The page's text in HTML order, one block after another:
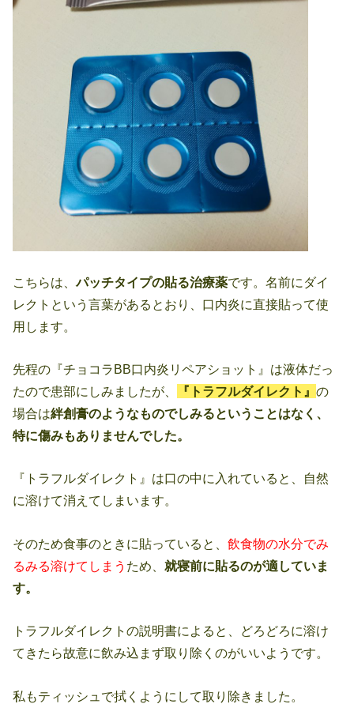
こちらは、パッチタイプの貼る治療薬です。名前にダイ
レクトという言葉があるとおり、口内炎に直接貼って使
用します。
先程の『チョコラBB口内炎リペアショット』は液体だっ
たので患部にしみましたが、
『トラフルダイレクト』の
場合は絆創膏のようなものでしみるということはなく、
特に傷みもありませんでした。
『トラフルダイレクト』は口の中に入れていると、自然
に溶けて消えてしまいます。
そのため食事のときに貼っていると、飲食物の水分でみ
るみる溶けてしまう ため、就寝前に貼るのが適していま
す。
トラフルダイレクトの説明書によると、どろどろに溶け
てきたら故意に飲み込まず取り除くのがいいようです。
私もティッシュで拭くようにして取り除きました。